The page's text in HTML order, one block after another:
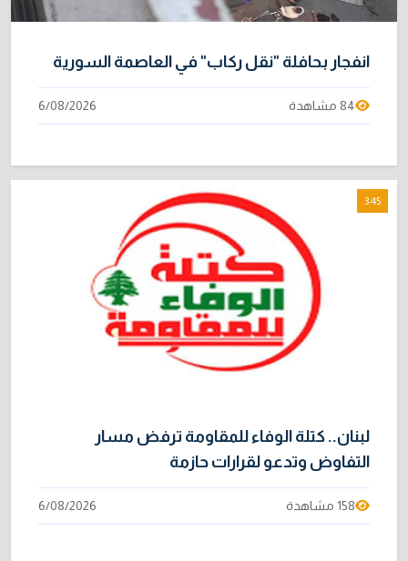
انفجار بحافلة "نقل ركاب" في العاصمة السورية
84 مشاهدة 6/08/2026
3:45
لبنان.. كتلة الوفاء للمقاومة ترفض مسار
التفاوض وتدعو لقرارات حازمة
158 مشاهدة 6/08/2026